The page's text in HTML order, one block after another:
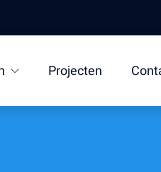
Projecten